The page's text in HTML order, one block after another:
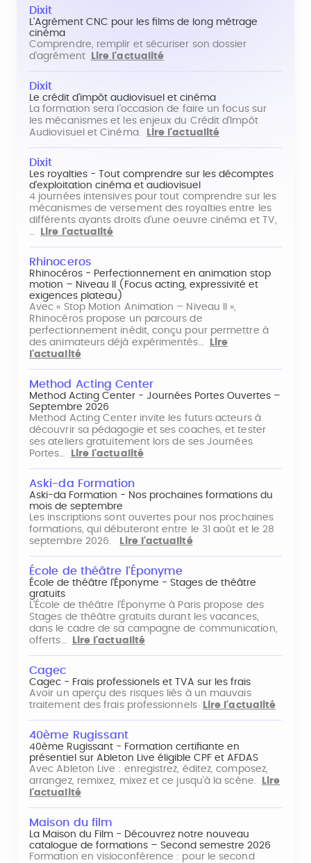
Dixit
L'Agrément CNC pour les films de long métrage
cinéma
Comprendre, remplir et sécuriser son dossier
d'agrément
Lire l'actualité
Dixit
Le crédit d'impôt audiovisuel et cinéma
La formation sera l'occasion de faire un focus sur
les mécanismes et les enjeux du Crédit d'Impôt
Audiovisuel et Cinéma.
Lire l'actualité
Dixit
Les royalties - Tout comprendre sur les décomptes
d'exploitation cinéma et audiovisuel
4 journées intensives pour tout comprendre sur les
mécanismes de versement des royalties entre les
différents ayants droits d'une oeuvre cinéma et TV,
…
Lire l'actualité
Rhinoceros
Rhinocéros - Perfectionnement en animation stop
motion – Niveau II (Focus acting, expressivité et
exigences plateau)
Avec « Stop Motion Animation – Niveau II »,
Rhinocéros propose un parcours de
perfectionnement inédit, conçu pour permettre à
des animateurs déjà expérimentés…
Lire
l'actualité
Method Acting Center
Method Acting Center - Journées Portes Ouvertes –
Septembre 2026
Method Acting Center invite les futurs acteurs à
découvrir sa pédagogie et ses coaches, et tester
ses ateliers gratuitement lors de ses Journées
Portes…
Lire l'actualité
Aski-da Formation
Aski-da Formation - Nos prochaines formations du
mois de septembre
Les inscriptions sont ouvertes pour nos prochaines
formations, qui débuteront entre le 31 août et le 28
septembre 2026.
Lire l'actualité
École de théâtre l'Éponyme
École de théâtre l'Éponyme - Stages de théâtre
gratuits
L'École de théâtre l'Éponyme à Paris propose des
Stages de théâtre gratuits durant les vacances,
dans le cadre de sa campagne de communication,
offerts…
Lire l'actualité
Cagec
Cagec - Frais professionels et TVA sur les frais
Avoir un aperçu des risques liés à un mauvais
traitement des frais professionnels
Lire l'actualité
40ème Rugissant
40ème Rugissant - Formation certifiante en
présentiel sur Ableton Live éligible CPF et AFDAS
Avec Ableton Live : enregistrez, éditez, composez,
arrangez, remixez, mixez et ce jusqu'à la scène.
Lire
l'actualité
Maison du film
La Maison du Film - Découvrez notre nouveau
catalogue de formations – Second semestre 2026
Formation en visioconférence : pour le second